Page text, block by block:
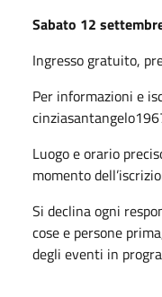
Sabato 12
Ingresso gratuito,
Per informazioni e
Luogo e orario
momento
Si declina ogni
cose e persone
degli eventi in